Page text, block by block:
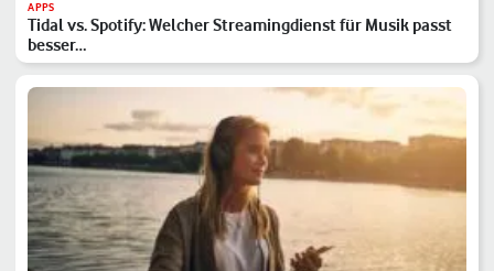
APPS
Tidal vs. Spotify: Welcher Streamingdienst für Musik passt
besser…